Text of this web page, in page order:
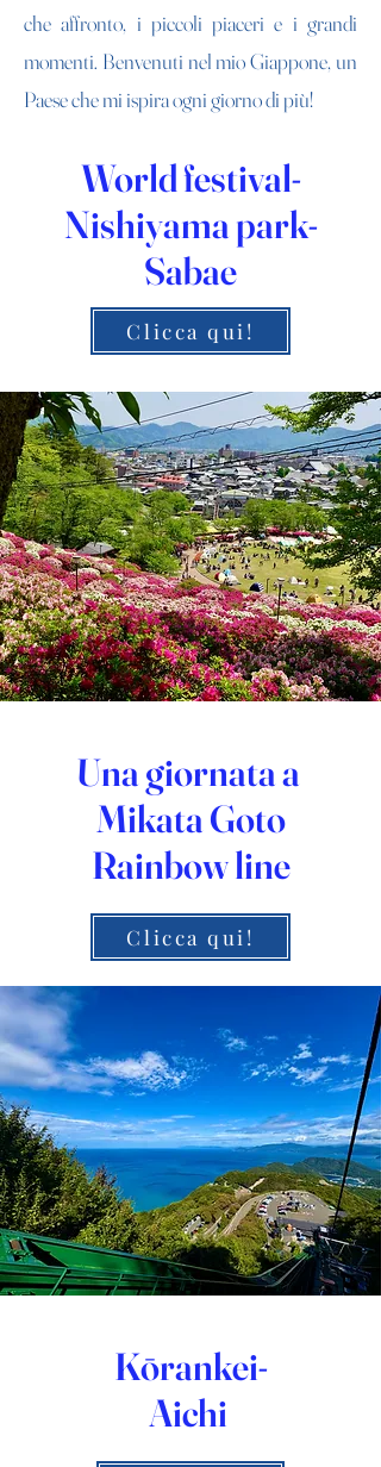
che affronto, i piccoli piaceri e i grandi
momenti. Benvenuti nel mio Giappone, un
Paese che mi ispira ogni giorno di più!
World festival-
Nishiyama park-
Sabae
Clicca qui!
Una giornata a
Mikata Goto
Rainbow line
Clicca qui!
Kōrankei-
Aichi